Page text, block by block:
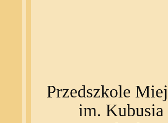
Przedszkole
im. Kubusia